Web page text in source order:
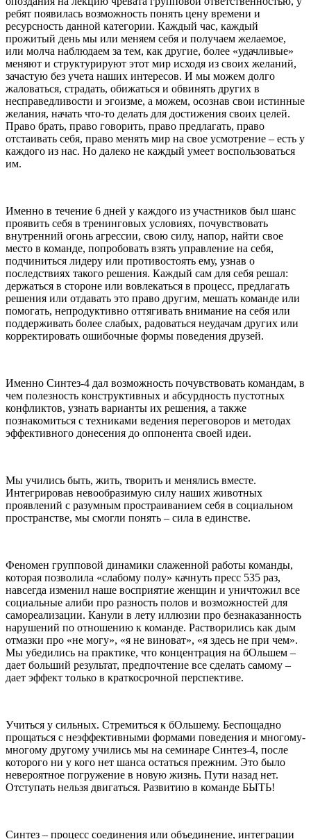
ребят появилась возможность понять цену времени и
ресурсность данной категории. Каждый час, каждый
прожитый день мы или меняем себя и получаем желаемое,
или молча наблюдаем за тем, как другие, более «удачливые»
меняют и структурируют этот мир исходя из своих желаний,
зачастую без учета наших интересов. И мы можем долго
жаловаться, страдать, обижаться и обвинять других в
несправедливости и эгоизме, а можем, осознав свои истинные
желания, начать что-то делать для достижения своих целей.
Право брать, право говорить, право предлагать, право
отстаивать себя, право менять мир на свое усмотрение – есть у
каждого из нас. Но далеко не каждый умеет воспользоваться
им.
Именно в течение 6 дней у каждого из участников был шанс
проявить себя в тренинговых условиях, почувствовать
внутренний огонь агрессии, свою силу, напор, найти свое
место в команде, попробовать взять управление на себя,
подчиниться лидеру или противостоять ему, узнав о
последствиях такого решения. Каждый сам для себя решал:
держаться в стороне или вовлекаться в процесс, предлагать
решения или отдавать это право другим, мешать команде или
помогать, непродуктивно оттягивать внимание на себя или
поддерживать более слабых, радоваться неудачам других или
корректировать ошибочные формы поведения друзей.
Именно Синтез-4 дал возможность почувствовать командам, в
чем полезность конструктивных и абсурдность пустотных
конфликтов, узнать варианты их решения, а также
познакомиться с техниками ведения переговоров и методах
эффективного донесения до оппонента своей идеи.
Мы учились быть, жить, творить и менялись вместе.
Интегрировав невообразимую силу наших животных
проявлений с разумным простраиванием себя в социальном
пространстве, мы смогли понять – сила в единстве.
Феномен групповой динамики слаженной работы команды,
которая позволила «слабому полу» качнуть пресс 535 раз,
навсегда изменил наше восприятие женщин и уничтожил все
социальные алиби про разность полов и возможностей для
самореализации. Канули в лету иллюзии про безнаказанность
нарушений по отношению к команде. Растворились как дым
отмазки про «не могу», «я не виноват», «я здесь не при чем».
Мы убедились на практике, что концентрация на бОльшем –
дает больший результат, предпочтение все сделать самому –
дает эффект только в краткосрочной перспективе.
Учиться у сильных. Стремиться к бОльшему. Беспощадно
прощаться с неэффективными формами поведения и многому-
многому другому учились мы на семинаре Синтез-4, после
которого ни у кого нет шанса остаться прежним. Это было
невероятное погружение в новую жизнь. Пути назад нет.
Отступать нельзя двигаться. Развитию в команде БЫТЬ!
Синтез – процесс соединения или объединение, интеграции